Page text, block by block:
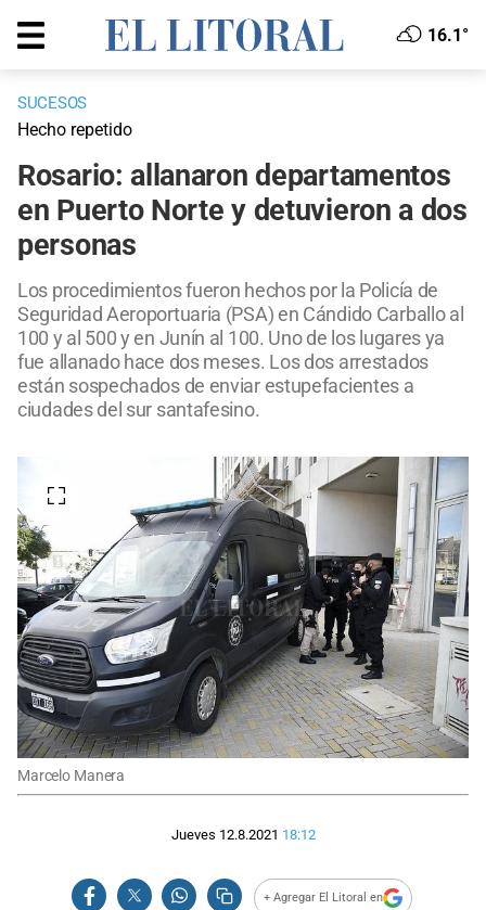
16.1°
SUCESOS
Hecho repetido
Rosario: allanaron departamentos
en Puerto Norte y detuvieron a dos
personas
Los procedimientos fueron hechos por la Policía de
Seguridad Aeroportuaria (PSA) en Cándido Carballo al
100 y al 500 y en Junín al 100. Uno de los lugares ya
fue allanado hace dos meses. Los dos arrestados
están sospechados de enviar estupefacientes a
ciudades del sur santafesino.
Marcelo Manera
Jueves 12.8.2021 18:12
+ Agregar El Litoral en